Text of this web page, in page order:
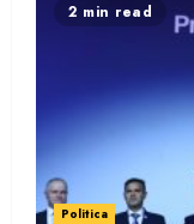
2 min read
Politica